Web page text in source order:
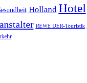
Holland Hotel
REWE DER-Touristik